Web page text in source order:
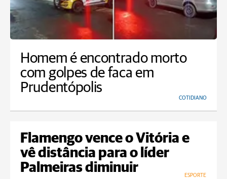
Homem é encontrado morto
com golpes de faca em
Prudentópolis
COTIDIANO
Flamengo vence o Vitória e
vê distância para o líder
Palmeiras diminuir
ESPORTE